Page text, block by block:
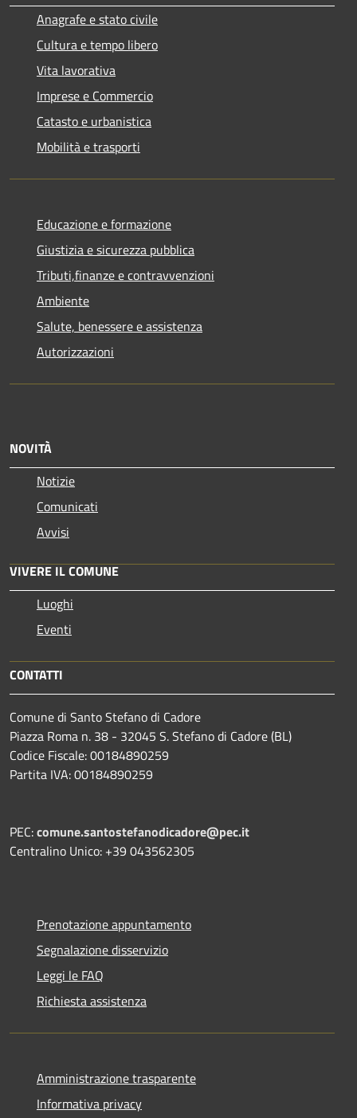
Anagrafe e stato civile
Cultura e tempo libero
Vita lavorativa
Imprese e Commercio
Catasto e urbanistica
Mobilità e trasporti
Educazione e formazione
Giustizia e sicurezza pubblica
Tributi,finanze e contravvenzioni
Ambiente
Salute, benessere e assistenza
Autorizzazioni
NOVITÀ
Notizie
Comunicati
Avvisi
VIVERE IL COMUNE
Luoghi
Eventi
CONTATTI
Comune di Santo Stefano di Cadore
Piazza Roma n. 38 - 32045 S. Stefano di Cadore (BL)
Codice Fiscale: 00184890259
Partita IVA: 00184890259
PEC:comune.santostefanodicadore@pec.it
Centralino Unico: +39 043562305
Prenotazione appuntamento
Segnalazione disservizio
Leggi le FAQ
Richiesta assistenza
Amministrazione trasparente
Informativa privacy